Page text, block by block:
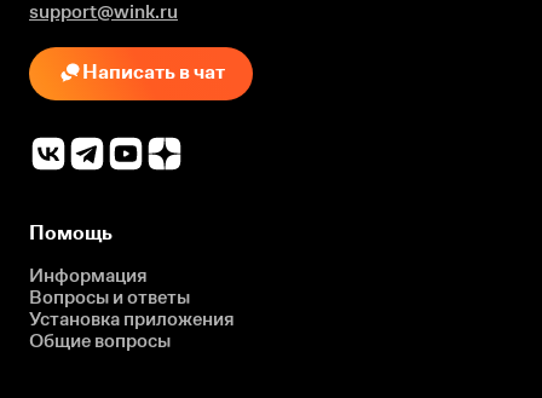
support@wink.ru
Написать в чат
Помощь
Информация
Вопросы и ответы
Установка приложения
Общие вопросы